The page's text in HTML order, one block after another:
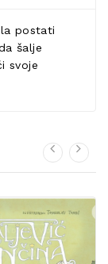
postati
šalje
svoje